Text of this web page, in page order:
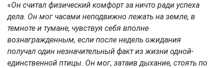
«Он считал физический комфорт за ничто ради успеха
дела. Он мог часами неподвижно лежать на земле, в
темноте и тумане, чувствуя себя вполне
вознагражденным, если после недель ожидания
получал один незначительный факт из жизни одной-
единственной птицы. Он мог, затаив дыхание, стоять по